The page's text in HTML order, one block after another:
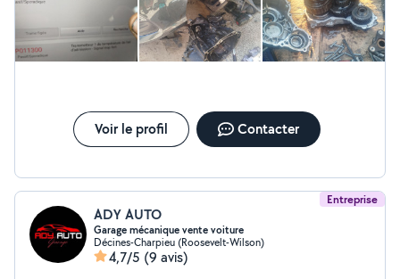
Voir le profil Contacter
Entreprise
ADY AUTO
Garage mécanique vente voiture
Décines-Charpieu (Roosevelt-Wilson)
4,7/5 (9 avis)